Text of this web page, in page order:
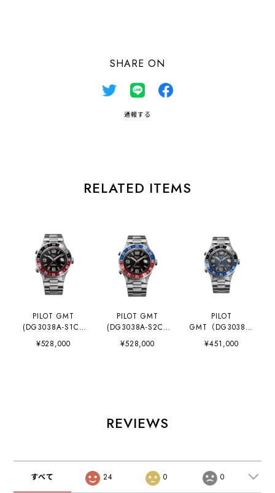
SHARE ON
通報する
RELATED ITEMS
PILOT GMT
(DG3038A-S1CJ-
BK)
¥528,000
PILOT GMT
(DG3038A-S2CJ-
BK)
¥528,000
PILOT
GMT（DG3038A-
S6CJ-BK）日本限
定100本
¥451,000
REVIEWS
すべて 24 0 0